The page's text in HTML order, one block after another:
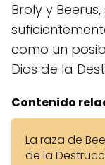
Broly y
como un
Dios de la
Contenido
La raza de
de la